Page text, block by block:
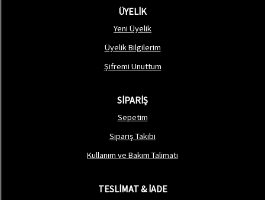
ÜYELİK
Yeni Üyelik
Üyelik Bilgilerim
Şifremi Unuttum
SİPARİŞ
Sepetim
Sipariş Takibi
Kullanım ve Bakım Talimatı
TESLİMAT & İADE